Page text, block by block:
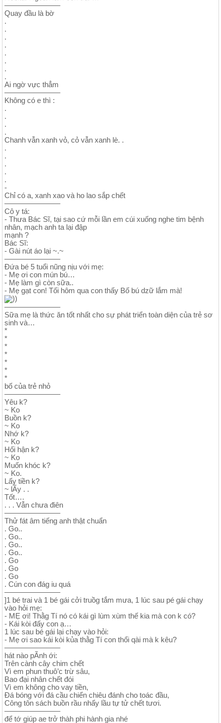
———————–
Quay đầu là bờ
.
.
.
.
.
.
.
.
Ai ngờ vực thẳm
———————–
Không có e thì :
.
.
.
.
Chanh vẫn xanh vỏ, cỏ vẫn xanh lè. .
.
.
.
.
.
-
Chỉ có a, xanh xao và ho lao sắp chết
———————–
Cô y tá:
- Thưa Bác Sĩ, tại sao cứ mỗi lần em cúi xuống nghe tim bệnh
nhân, mạch anh ta lại đập
mạnh ?
Bác Sĩ:
- Gài nút áo lại ~.~
———————–
Đứa bé 5 tuổi nũng nịu với mẹ:
- Mẹ ơi con mún bú…
- Mẹ làm gì còn sữa..
- Mẹ gạt con! Tối hôm qua con thấy Bố bú dzữ lắm mà!
))
———————–
Sữa mẹ là thức ăn tốt nhất cho sự phát triển toàn diện của trẻ sơ
sinh và…
*
*
*
*
*
*
*
bố của trẻ nhỏ
———————–
Yêu k?
~ Ko
Buồn k?
~ Ko
Nhớ k?
~ Ko
Hối hận k?
~ Ko
Muốn khóc k?
~ Ko.
Lấy tiền k?
~ lẤy . .
Tốt….
. . . Vẫn chưa điên
———————–
Thử fát âm tiếng anh thật chuẩn
. Go..
. Go..
. Go..
. Go..
. Go
. Go
. Go
. Cún con đág iu quá
———————–
]1 bé trai và 1 bé gái cởi truồg tắm mưa, 1 lúc sau pé gái chạy
vào hỏi mẹ:
- MẸ ơi! Thằg Tí nó có kái gì lùm xùm thế kia mà con k có?
- Kái kòi đấy con ạ…
1 lúc sau bé gái lại chạy vào hỏi:
- Mẹ ơi sao kái kòi kủa thằg Tí con thổi qài mà k kêu?
———————–
hát nào pÃnh ới:
Trên cành cây chim chết
Vì em phun thuô’c trừ sâu,
Bao đại nhân chết đói
Vì em không cho vay tiền,
Đá bóng với đá cầu chiển chiêu đánh cho toác đầu,
Công tôn sách buồn rầu nhẩy lầu tự tử chết tươi.
———————–
để tớ giúp ae trở thàh phi hành gia nhé